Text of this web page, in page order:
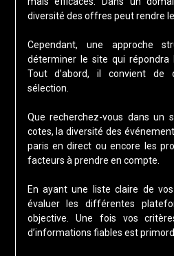
diversité des offres peut rendre le
Cependant, une approche
déterminer le site qui répondra
Tout d’abord, il convient de
sélection.
Que recherchez-vous dans un
cotes, la diversité des
paris en direct ou encore les
facteurs à prendre en compte.
En ayant une liste claire de
évaluer les différentes
objective. Une fois vos
d’informations fiables est